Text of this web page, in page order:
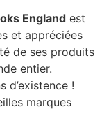
England est
et appréciées
de ses produits
entier.
d’existence !
marques